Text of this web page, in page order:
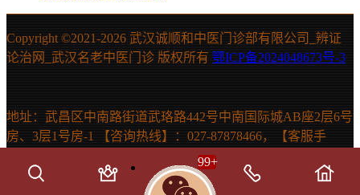
Copyright ©2021-2026 武汉诚顺和中医门诊部有限公司_辨证
论治网_武汉名老中医门诊 版权所有 鄂ICP备2024048673号-3
地址：武昌区中南路街道武珞路442号中南国际城AB座2层6号
房、3层1号房-1 【咨询热线】：027-87878466，【客服手
机】：15607131150 声明：本站信息仅供参考，不能作为诊断
及医疗依据。如有需要，请在医生指导下使用。
99+